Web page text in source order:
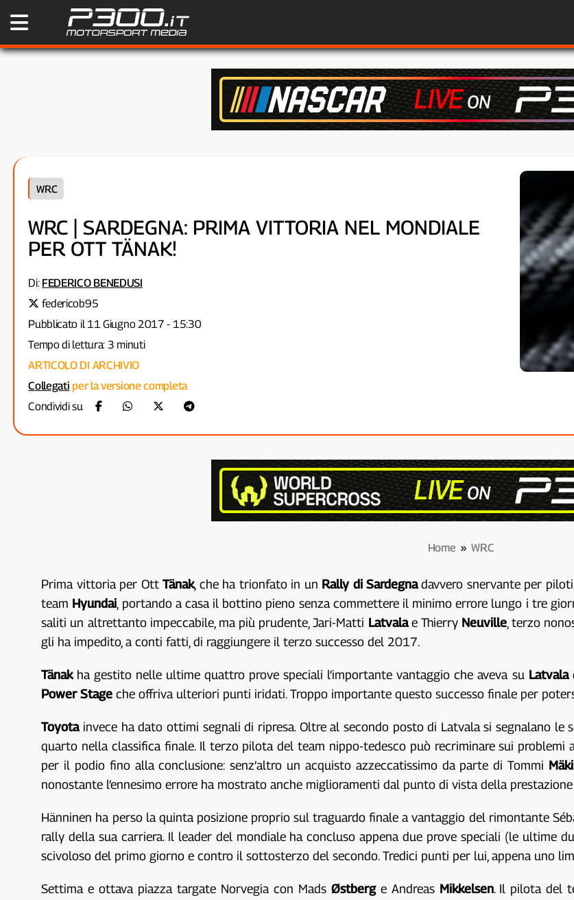
WRC
WRC | SARDEGNA: PRIMA VITTORIA NEL MONDIALE
PER OTT TÄNAK!
Di: FEDERICO BENEDUSI
federicob95
Pubblicato il 11 Giugno 2017 - 15:30
Tempo di lettura: 3 minuti
ARTICOLO DI ARCHIVIO
Collegati per la versione completa
Condividi su
Home »WRC
Prima vittoria per OttTänak, che ha trionfato in un Rally di Sardegnadavvero snervante per piloti
team Hyundai , portando a casa il bottino pieno senza commettere il minimo errore lungo i tre
saliti un altrettanto impeccabile, ma più prudente, Jari-Matti Latvalae Thierry Neuville , terzo
gli ha impedito, a conti fatti, di raggiungere il terzo successo del 2017.
Tänakha gestito nelle ultime quattro prove speciali l’importante vantaggio che aveva su Latvala
Power Stage che offriva ulteriori punti iridati. Troppo importante questo successo finale per
Toyotainvece ha dato ottimi segnali di ripresa. Oltre al secondo posto di Latvala si segnalano le
quarto nella classifica finale. Il terzo pilota del team nippo-tedesco può recriminare sui problemi
per il podio fino alla conclusione: senz’altro un acquisto azzeccatissimo da parte di Tommi
nonostante l’ennesimo errore ha mostrato anche miglioramenti dal punto di vista della
Hänninen ha perso la quinta posizione proprio sul traguardo finale a vantaggio del rimontante
rally della sua carriera. Il leader del mondiale ha concluso appena due prove speciali (le ultime
scivoloso del primo giorno e contro il sottosterzo del secondo. Tredici punti per lui, appena uno
Settima e ottava piazza targate Norvegia con Mads Østberge Andreas Mikkelsen. Il pilota del